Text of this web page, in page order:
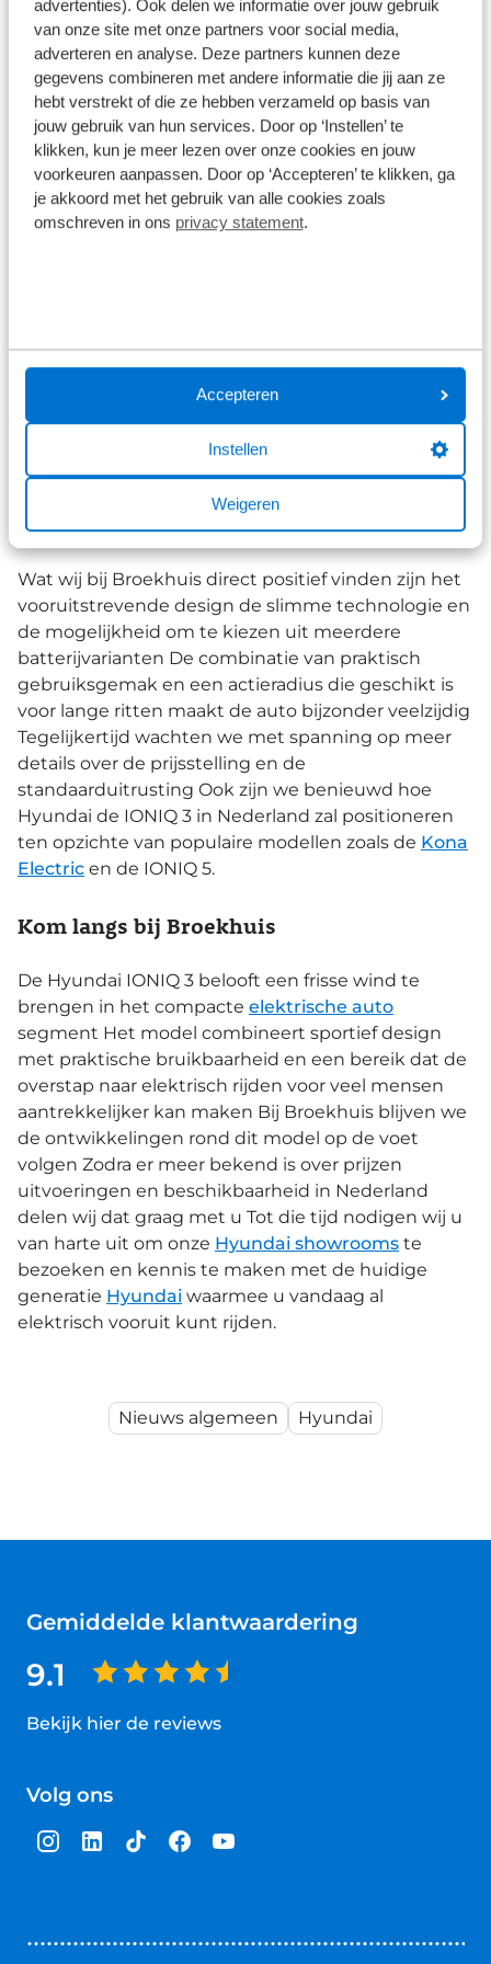
advertenties). Ook delen we informatie over jouw gebruik
van onze site met onze partners voor social media,
adverteren en analyse. Deze partners kunnen deze
gegevens combineren met andere informatie die jij aan ze
hebt verstrekt of die ze hebben verzameld op basis van
jouw gebruik van hun services. Door op ‘Instellen’ te
klikken, kun je meer lezen over onze cookies en jouw
voorkeuren aanpassen. Door op ‘Accepteren’ te klikken, ga
je akkoord met het gebruik van alle cookies zoals
omschreven in ons privacy statement.
Accepteren
Instellen
Weigeren
uitvindt. Het combineert de praktische voordelen
van een traditionele hatchback met
aerodynamische efficiëntie en een sportief
karakter.
Pluspunten en aandachtspunten
Wat wij bij Broekhuis direct positief vinden zijn het
vooruitstrevende design de slimme technologie en
de mogelijkheid om te kiezen uit meerdere
batterijvarianten De combinatie van praktisch
gebruiksgemak en een actieradius die geschikt is
voor lange ritten maakt de auto bijzonder veelzijdig
Tegelijkertijd wachten we met spanning op meer
details over de prijsstelling en de
standaarduitrusting Ook zijn we benieuwd hoe
Hyundai de IONIQ 3 in Nederland zal positioneren
ten opzichte van populaire modellen zoals de Kona
Electric en de IONIQ 5.
Kom langs bij Broekhuis
De Hyundai IONIQ 3 belooft een frisse wind te
brengen in het compacte elektrische auto
segment Het model combineert sportief design
met praktische bruikbaarheid en een bereik dat de
overstap naar elektrisch rijden voor veel mensen
aantrekkelijker kan maken Bij Broekhuis blijven we
de ontwikkelingen rond dit model op de voet
volgen Zodra er meer bekend is over prijzen
uitvoeringen en beschikbaarheid in Nederland
delen wij dat graag met u Tot die tijd nodigen wij u
van harte uit om onze Hyundai showrooms te
bezoeken en kennis te maken met de huidige
generatie Hyundai waarmee u vandaag al
elektrisch vooruit kunt rijden.
Nieuws algemeen Hyundai
Gemiddelde klantwaardering
9.1
Bekijk hier de reviews
van
sterren
Volg ons